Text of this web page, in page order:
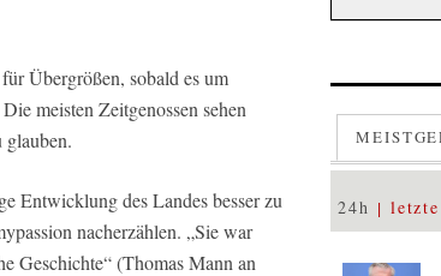
Übergrößen, sobald es um
meisten Zeitgenossen sehen
Entwicklung des Landes besser zu
nacherzählen. „Sie war
Geschichte“ (Thomas Mann an
24h